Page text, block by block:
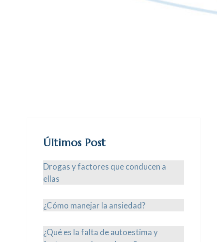
Últimos Post
Drogas y factores que conducen a
ellas
¿Cómo manejar la ansiedad?
¿Qué es la falta de autoestima y